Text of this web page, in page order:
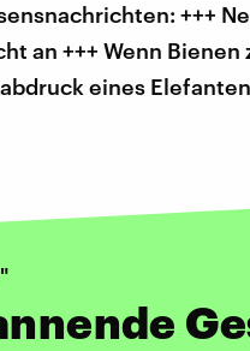
+++
an +++ Wenn
eines